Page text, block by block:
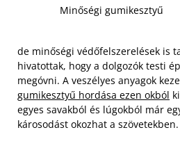
Minőségi gumikesztyű
de minőségi védőfelszerelések is
hivatottak, hogy a dolgozók testi
megóvni. A veszélyes anyagok
gumikesztyű hordása ezen okból
egyes savakból és lúgokból már
károsodást okozhat a szövetekben.